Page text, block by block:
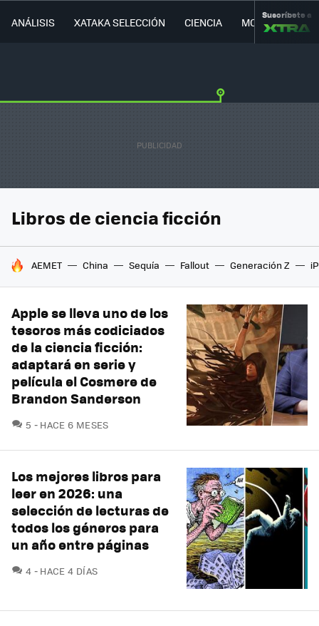
ANÁLISIS XATAKA SELECCIÓN CIENCIA MOVILIDAD
Suscríbete a
Libros de ciencia ficción
HOY SE HABLA DE
AEMET China Sequía Fallout Generación Z
Apple se lleva uno de los
tesoros más codiciados
de la ciencia ficción:
adaptará en serie y
película el Cosmere de
Brandon Sanderson
5 COMENTARIOS
HACE 6 MESES
Los mejores libros para
leer en 2026: una
selección de lecturas de
todos los géneros para
un año entre páginas
4 COMENTARIOS
HACE 4 DÍAS